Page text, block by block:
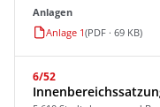
Anlagen
Anlage 1(PDF · 69 KB)
6/52